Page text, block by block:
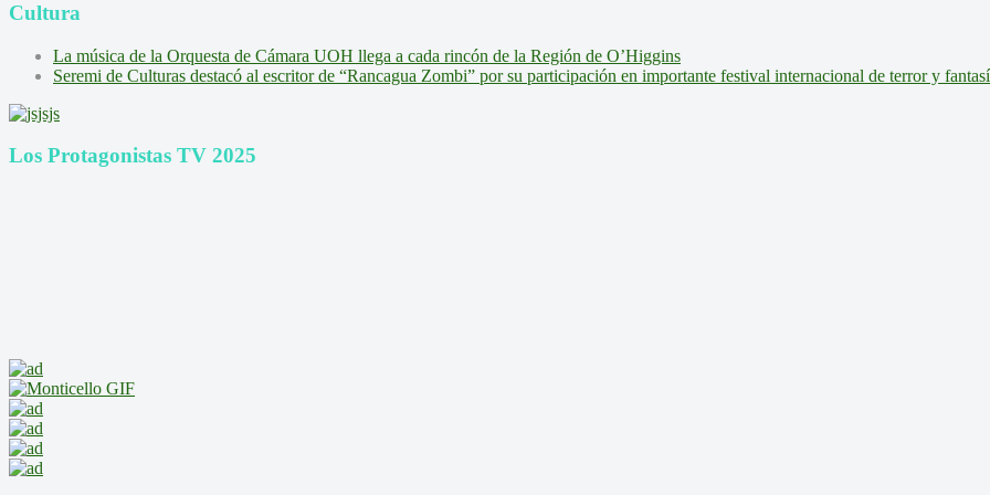
Cultura
La música de la Orquesta de Cámara UOH llega a cada rincón de la Región de O’Higgins
Seremi de Culturas destacó al escritor de “Rancagua Zombi” por su participación en importante festival internacional de terror y
Los Protagonistas TV 2025